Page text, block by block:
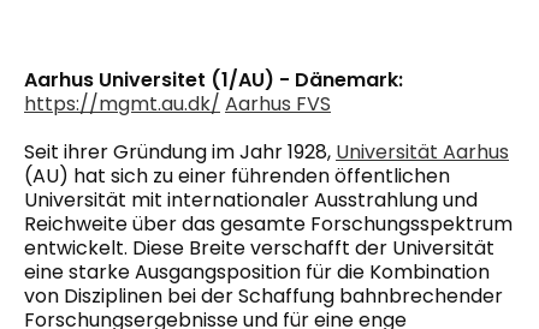
Aarhus Universitet (1/AU) - Dänemark:
https://mgmt.au.dk/ Aarhus FVS
Seit ihrer Gründung im Jahr 1928, Universität Aarhus
(AU) hat sich zu einer führenden öffentlichen
Universität mit internationaler Ausstrahlung und
Reichweite über das gesamte Forschungsspektrum
entwickelt. Diese Breite verschafft der Universität
eine starke Ausgangsposition für die Kombination
von Disziplinen bei der Schaffung bahnbrechender
Forschungsergebnisse und für eine enge